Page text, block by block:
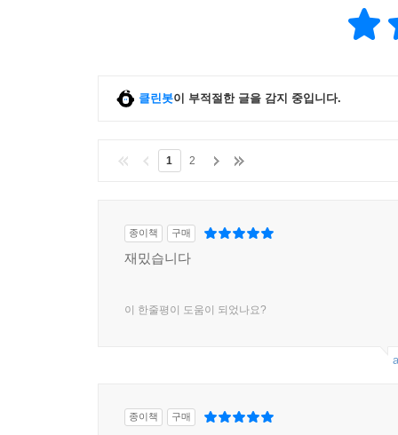
클린봇이 부적절한 글을 감지 중입니다.
1 2
종이책 구매
재밌습니다
이 한줄평이 도움이 되었나요?
종이책 구매